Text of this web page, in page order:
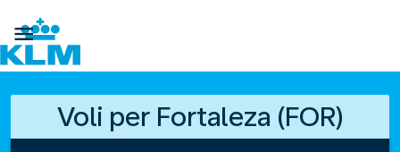

Voli per Fortaleza (FOR)